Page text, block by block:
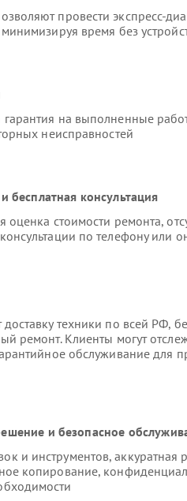
провести экспресс-
время без
гарантия на выполненные
неисправностей
бесплатная консультация
стоимости ремонта,
по телефону или
техники по всей РФ,
ремонт. Клиенты могут
обслуживание для
и безопасное
и инструментов, аккуратная
копирование,